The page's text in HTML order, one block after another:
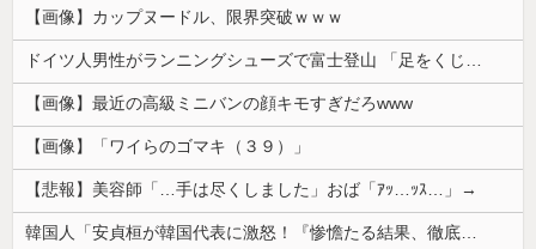
【画像】カップヌードル、限界突破ｗｗｗ
【画像】最近の高級ミニバンの顔キモすぎだろwww
【画像】「ワイらのゴマキ（３９）」
【悲報】美容師「…手は尽くしました」おば「ｱｯ…ｯｽ…」→